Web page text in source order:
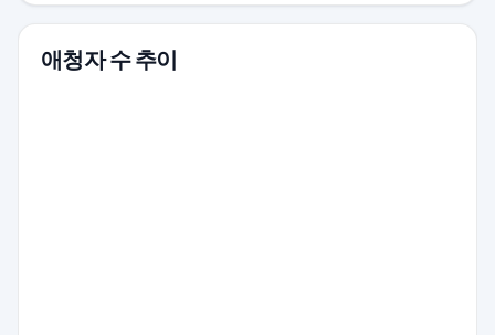
애청자 수 추이